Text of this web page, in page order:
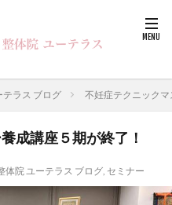
テラス ブログ 不妊症テクニック
成講座５期が終了！
体院 ユーテラス ブログ, セミナー